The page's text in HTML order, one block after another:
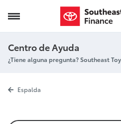
Varias cuentas
Centro de Ayuda
¿Tiene alguna pregunta? Southeast
Varias
Espalda